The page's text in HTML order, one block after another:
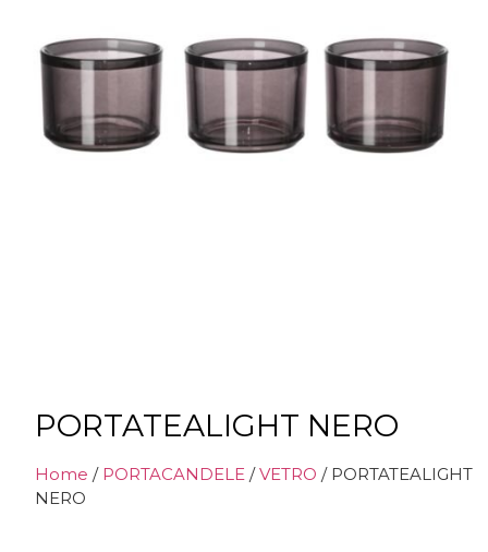
PORTATEALIGHT NERO
Home / PORTACANDELE /VETRO / PORTATEALIGHT
NERO